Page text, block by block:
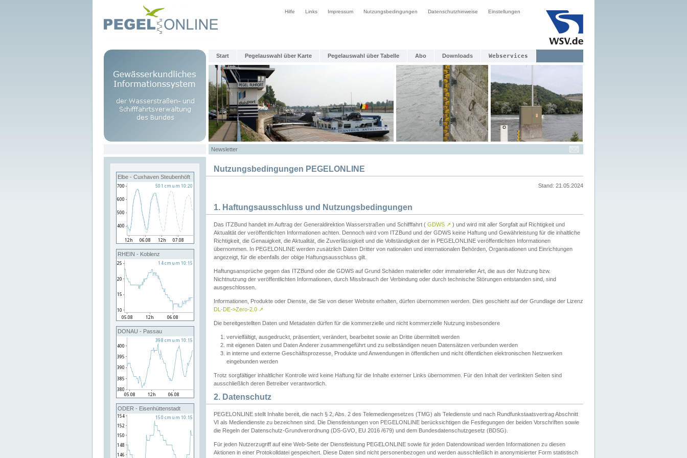
Hilfe Links Impressum Nutzungsbedingungen Datenschutzhinweise Einstellungen
Start Pegelauswahl über Karte Pegelauswahl über Tabelle Abo Downloads Webservices
Newsletter
Elbe - Cuxhaven Steubenhöft
RHEIN - Koblenz
DONAU - Passau
ODER - Eisenhüttenstadt
Nutzungsbedingungen PEGELONLINE
Stand: 21.05.2024
1. Haftungsausschluss und Nutzungsbedingungen
Das ITZBund handelt im Auftrag der Generaldirektion Wasserstraßen und Schifffahrt ( GDWS ↗ ) und wird mit aller Sorgfalt auf Richtigkeit und
Aktualität der veröffentlichten Informationen achten. Dennoch wird vom ITZBund und der GDWS keine Haftung und Gewährleistung für die inhaltliche
Richtigkeit, die Genauigkeit, die Aktualität, die Zuverlässigkeit und die Vollständigkeit der in PEGELONLINE veröffentlichten Informationen
übernommen. In PEGELONLINE werden zusätzlich Daten Dritter von nationalen und internationalen Behörden, Organisationen und Einrichtungen
angezeigt, für die ebenfalls der obige Haftungsausschluss gilt.
Haftungsansprüche gegen das ITZBund oder die GDWS auf Grund Schäden materieller oder immaterieller Art, die aus der Nutzung bzw.
Nichtnutzung der veröffentlichten Informationen, durch Missbrauch der Verbindung oder durch technische Störungen entstanden sind, sind
ausgeschlossen.
Informationen, Produkte oder Dienste, die Sie von dieser Website erhalten, dürfen übernommen werden. Dies geschieht auf der Grundlage der Lizenz
DL-DE->Zero-2.0 ↗
Die bereitgestellten Daten und Metadaten dürfen für die kommerzielle und nicht kommerzielle Nutzung insbesondere
vervielfältigt, ausgedruckt, präsentiert, verändert, bearbeitet sowie an Dritte übermittelt werden
mit eigenen Daten und Daten Anderer zusammengeführt und zu selbständigen neuen Datensätzen verbunden werden
in interne und externe Geschäftsprozesse, Produkte und Anwendungen in öffentlichen und nicht öffentlichen elektronischen Netzwerken
eingebunden werden
Trotz sorgfältiger inhaltlicher Kontrolle wird keine Haftung für die Inhalte externer Links übernommen. Für den Inhalt der verlinkten Seiten sind
ausschließlich deren Betreiber verantwortlich.
2. Datenschutz
PEGELONLINE stellt Inhalte bereit, die nach § 2, Abs. 2 des Telemediengesetzes (TMG) als Teledienste und nach Rundfunkstaatsvertrag Abschnitt
VI als Mediendienste zu bezeichnen sind. Die Dienstleistungen von PEGELONLINE berücksichtigen die Festlegungen der beiden Vorschriften sowie
die Regeln der Datenschutz-Grundverordnung (DS-GVO, EU 2016 /679) und dem Bundesdatenschutzgesetz (BDSG).
Für jeden Nutzerzugriff auf eine Web-Seite der Dienstleistung PEGELONLINE sowie für jeden Datendownload werden Informationen zu diesen
Aktionen in einer Protokolldatei gespeichert. Diese Daten sind nicht personenbezogen und werden ausschließlich in anonymisierter Form statistisch